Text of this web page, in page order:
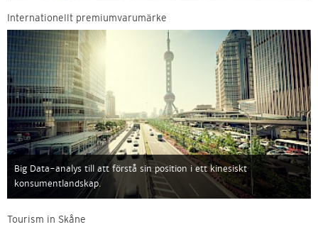
Internationellt premiumvarumärke
Big Data-analys till att förstå sin position i ett kinesiskt
konsumentlandskap.
Tourism in Skåne